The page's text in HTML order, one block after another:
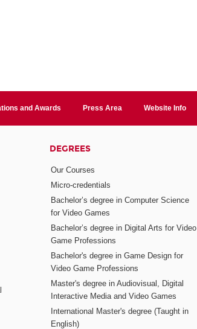
and Awards Press Area Website Info
DEGREES
Our Courses
Micro-credentials
Bachelor’s degree in Computer Science
for Video Games
Bachelor’s degree in Digital Arts for Video
Game Professions
Bachelor's degree in Game Design for
Video Game Professions
Master's degree in Audiovisual, Digital
Interactive Media and Video Games
International Master's degree (Taught in
English)